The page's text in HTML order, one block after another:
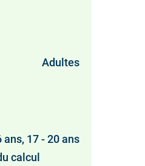
Adultes
ans, 17 - 20 ans
calcul